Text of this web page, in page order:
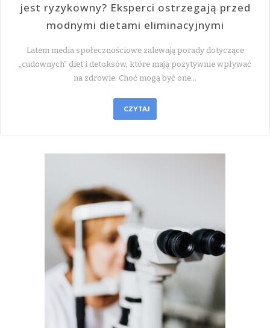
jest ryzykowny? Eksperci ostrzegają przed
modnymi dietami eliminacyjnymi
Latem media społecznościowe zalewają porady dotyczące
„cudownych” diet i detoksów, które mają pozytywnie wpływać
na zdrowie. Choć mogą być one…
CZYTAJ